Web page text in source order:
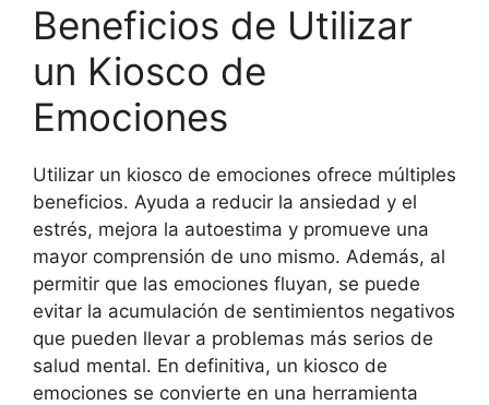
Beneficios de Utilizar
un Kiosco de
Emociones
Utilizar un kiosco de emociones ofrece múltiples
beneficios. Ayuda a reducir la ansiedad y el
estrés, mejora la autoestima y promueve una
mayor comprensión de uno mismo. Además, al
permitir que las emociones fluyan, se puede
evitar la acumulación de sentimientos negativos
que pueden llevar a problemas más serios de
salud mental. En definitiva, un kiosco de
emociones se convierte en una herramienta